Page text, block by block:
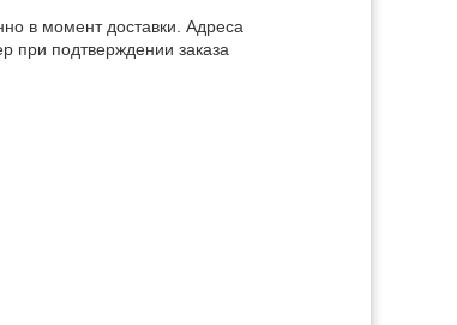
в момент доставки. Адреса
при подтверждении заказа